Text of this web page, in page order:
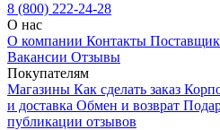
8 (800) 222-24-28
О нас
О компании Контакты
Вакансии Отзывы
Покупателям
Магазины Как сделать заказ
и доставка Обмен и возврат
публикации отзывов